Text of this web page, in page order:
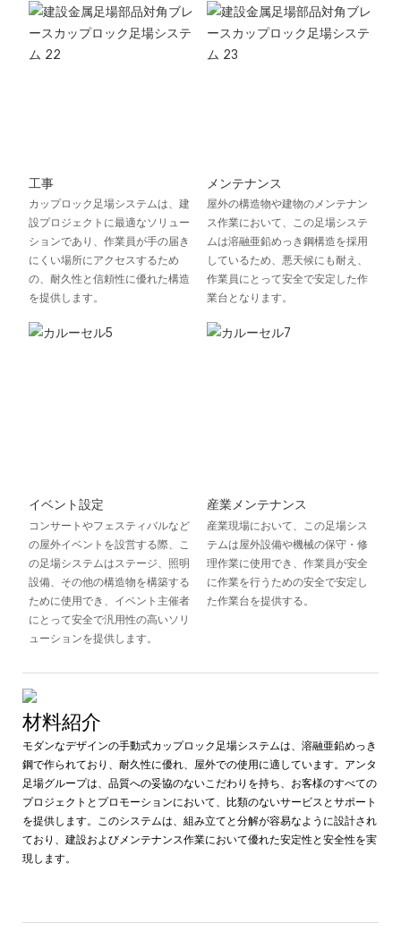
工事
カップロック足場システムは、建
設プロジェクトに最適なソリュー
ションであり、作業員が手の届き
にくい場所にアクセスするため
の、耐久性と信頼性に優れた構造
を提供します。
メンテナンス
屋外の構造物や建物のメンテナン
ス作業において、この足場システ
ムは溶融亜鉛めっき鋼構造を採用
しているため、悪天候にも耐え、
作業員にとって安全で安定した作
業台となります。
イベント設定
コンサートやフェスティバルなど
の屋外イベントを設営する際、こ
の足場システムはステージ、照明
設備、その他の構造物を構築する
ために使用でき、イベント主催者
にとって安全で汎用性の高いソリ
ューションを提供します。
産業メンテナンス
産業現場において、この足場シス
テムは屋外設備や機械の保守・修
理作業に使用でき、作業員が安全
に作業を行うための安全で安定し
た作業台を提供する。
材料紹介
モダンなデザインの手動式カップロック足場システムは、溶融亜鉛めっき
鋼で作られており、耐久性に優れ、屋外での使用に適しています。アンタ
足場グループは、品質への妥協のないこだわりを持ち、お客様のすべての
プロジェクトとプロモーションにおいて、比類のないサービスとサポート
を提供します。このシステムは、組み立てと分解が容易なように設計され
ており、建設およびメンテナンス作業において優れた安定性と安全性を実
現します。